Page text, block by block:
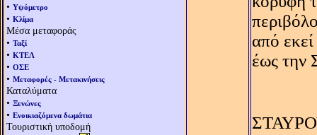
• Υψόμετρο
• Κλίμα
Μέσα μεταφοράς
• Ταξί
• ΚΤΕΛ
• ΟΣΕ
• Μεταφορές - Μετακινήσεις
Καταλύματα
• Ξενώνες
• Ενοικιαζόμενα δωμάτια
Τουριστική υποδομή
από
έως την